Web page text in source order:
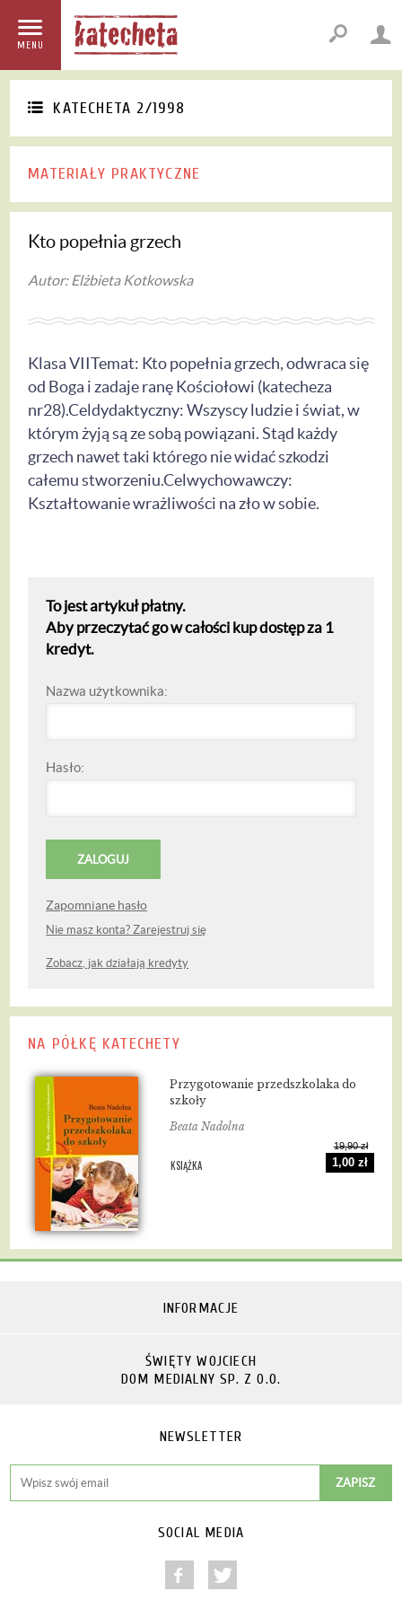
MENU
KATECHETA 2/1998
MATERIAŁY PRAKTYCZNE
Kto popełnia grzech
Autor: Elżbieta Kotkowska
Klasa VIITemat: Kto popełnia grzech, odwraca się
od Boga i zadaje ranę Kościołowi (katecheza
nr28).Celdydaktyczny: Wszyscy ludzie i świat, w
którym żyją są ze sobą powiązani. Stąd każdy
grzech nawet taki którego nie widać szkodzi
całemu stworzeniu.Celwychowawczy:
Kształtowanie wrażliwości na zło w sobie.
To jest artykuł płatny.
Aby przeczytać go w całości kup dostęp za 1
kredyt.
Nazwa użytkownika:
Hasło:
Zapomniane hasło
Nie masz konta? Zarejestruj się
Zobacz, jak działają kredyty
NA PÓŁKĘ KATECHETY
Przygotowanie przedszkolaka do
szkoły
Beata Nadolna
KSIĄŻKA
19,90 zł
1,00 zł
INFORMACJE
ŚWIĘTY WOJCIECH
DOM MEDIALNY SP. Z O.O.
NEWSLETTER
SOCIAL MEDIA